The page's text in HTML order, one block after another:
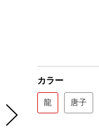
カラー
龍 唐子